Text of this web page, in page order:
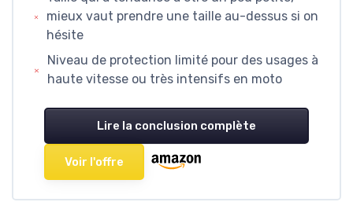
mieux vaut prendre une taille au-dessus si on
hésite
Niveau de protection limité pour des usages à
haute vitesse ou très intensifs en moto
Lire la conclusion complète
Voir l'offre